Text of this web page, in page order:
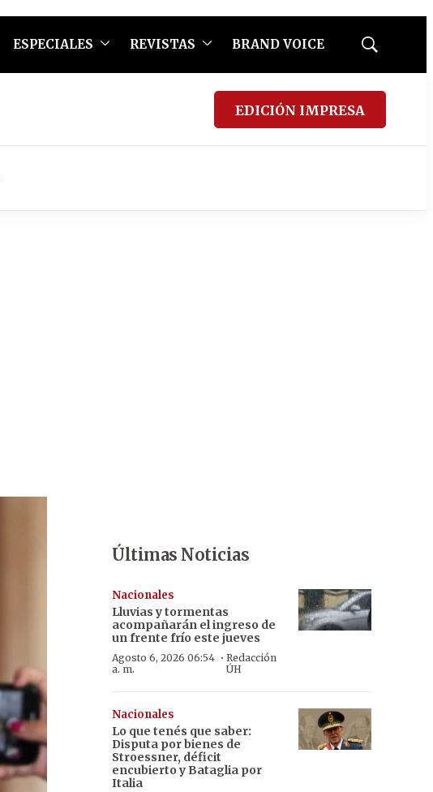
ESPECIALES REVISTAS BRAND VOICE
Mostrar
EDICIÓN IMPRESA
Últimas Noticias
Nacionales
Lluvias y tormentas
acompañarán el ingreso de
un frente frío este jueves
Agosto 6, 2026 06:54
a. m.
· Redacción
ÚH
Nacionales
Lo que tenés que saber:
Disputa por bienes de
Stroessner, déficit
encubierto y Bataglia por
Italia